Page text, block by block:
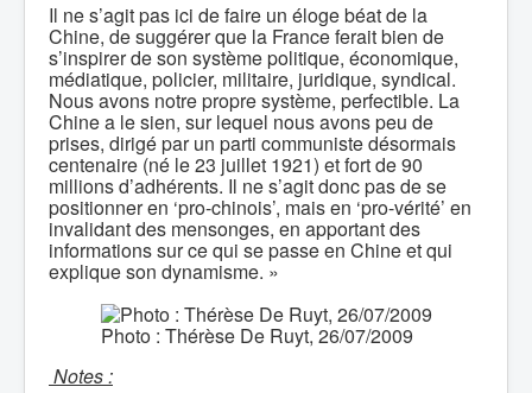
Il ne s’agit pas ici de faire un éloge béat de la
Chine, de suggérer que la France ferait bien de
s’inspirer de son système politique, économique,
médiatique, policier, militaire, juridique, syndical.
Nous avons notre propre système, perfectible. La
Chine a le sien, sur lequel nous avons peu de
prises, dirigé par un parti communiste désormais
centenaire (né le 23 juillet 1921) et fort de 90
millions d’adhérents. Il ne s’agit donc pas de se
positionner en ‘pro-chinois’, mais en ‘pro-vérité’ en
invalidant des mensonges, en apportant des
informations sur ce qui se passe en Chine et qui
explique son dynamisme. »
Photo : Thérèse De Ruyt, 26/07/2009
Notes :